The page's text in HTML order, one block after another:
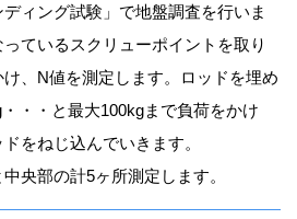
ディング試験」で地盤調査を行いま
ているスクリューポイントを取り
、N値を測定します。ロッドを埋め
・・と最大100kgまで負荷をかけ
をねじ込んでいきます。
央部の計5ヶ所測定します。